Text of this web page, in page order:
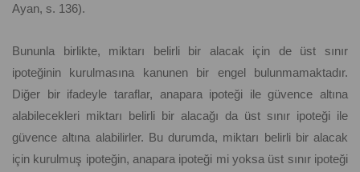
Ayan, s. 136).
Bununla birlikte, miktarı belirli bir alacak için de üst sınır
ipoteğinin kurulmasına kanunen bir engel bulunmamaktadır.
Diğer bir ifadeyle taraflar, anapara ipoteği ile güvence altına
alabilecekleri miktarı belirli bir alacağı da üst sınır ipoteği ile
güvence altına alabilirler. Bu durumda, miktarı belirli bir alacak
için kurulmuş ipoteğin, anapara ipoteği mi yoksa üst sınır ipoteği